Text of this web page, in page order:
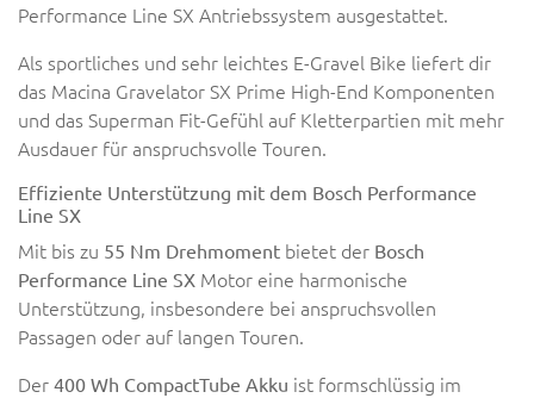
Performance Line SX Antriebssystem ausgestattet.
Als sportliches und sehr leichtes E-Gravel Bike liefert dir
das Macina Gravelator SX Prime High-End Komponenten
und das Superman Fit-Gefühl auf Kletterpartien mit mehr
Ausdauer für anspruchsvolle Touren.
Effiziente Unterstützung mit dem Bosch Performance
Line SX
Mit bis zu 55 Nm Drehmoment bietet der Bosch
Performance Line SX Motor eine harmonische
Unterstützung, insbesondere bei anspruchsvollen
Passagen oder auf langen Touren.
Der 400 Wh CompactTube Akku ist formschlüssig im